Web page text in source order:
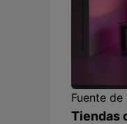
Fuente de
Tiendas